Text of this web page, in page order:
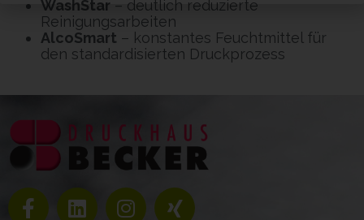
WashStar – deutlich reduzierte
Reinigungsarbeiten
AlcoSmart – konstantes Feuchtmittel für
den standardisierten Druckprozess